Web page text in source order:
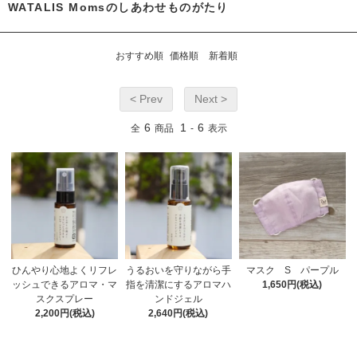
WATALIS Momsのしあわせものがたり
おすすめ順 価格順 新着順
< Prev Next >
全 6 商品 1 - 6 表示
ひんやり心地よくリフレ
ッシュできるアロマ・マ
スクスプレー
2,200円(税込)
うるおいを守りながら手
指を清潔にするアロマハ
ンドジェル
2,640円(税込)
マスク S パープル
1,650円(税込)